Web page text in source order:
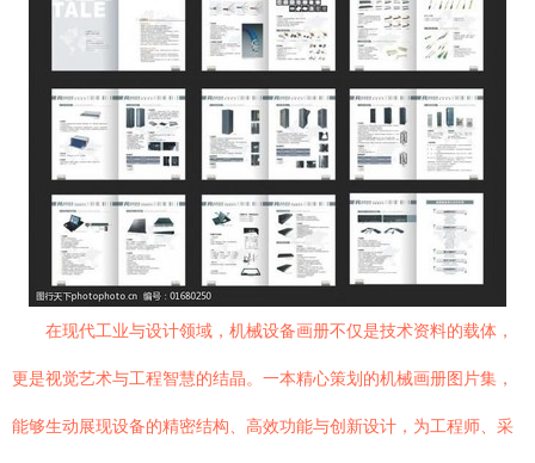
在现代工业与设计领域，机械设备画册不仅是技术资料的载体，
更是视觉艺术与工程智慧的结晶。一本精心策划的机械画册图片集，
能够生动展现设备的精密结构、高效功能与创新设计，为工程师、采